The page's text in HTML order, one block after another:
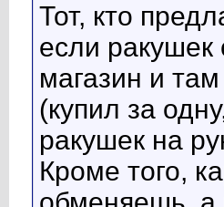
Тот, кто
если ракушек
магазин и
(купил за
ракушек на
Кроме того,